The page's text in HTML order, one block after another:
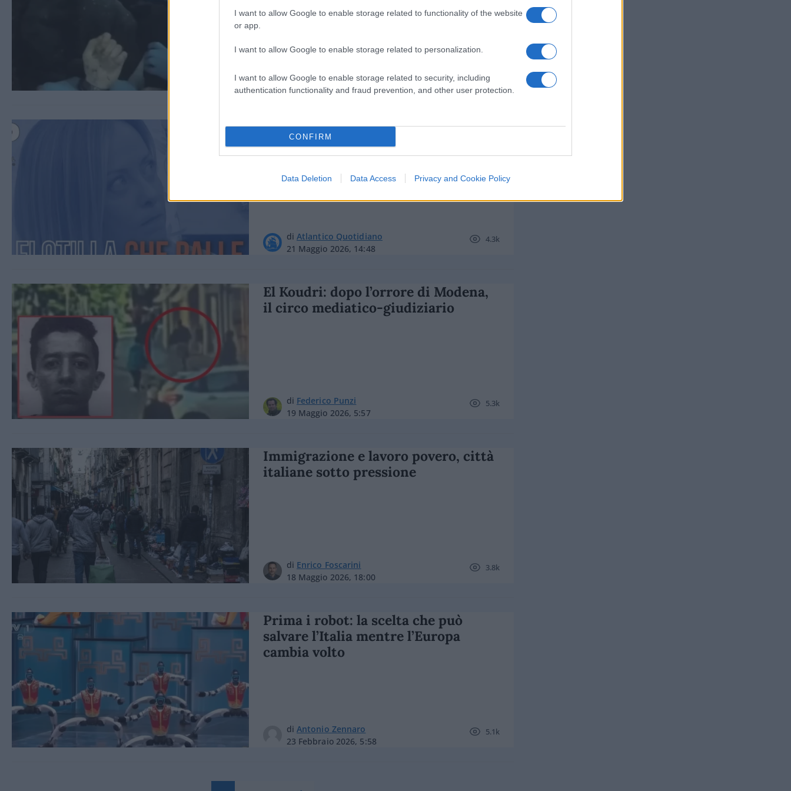
I want to allow Google to enable storage related to functionality of the website
or app.
I want to allow Google to enable storage related to personalization.
I want to allow Google to enable storage related to security, including
authentication functionality and fraud prevention, and other user protection.
CONFIRM
Data Deletion Data Access Privacy and Cookie Policy
di
Federico Punzi
3 Giugno 2026, 5:57
4.5k
Ancora isteria Flotilla: che palle!
Stasera Red Pill episodio 79
di Atlantico Quotidiano
21 Maggio 2026, 14:48
4.3k
El Koudri: dopo l’orrore di Modena,
il circo mediatico-giudiziario
di Federico Punzi
19 Maggio 2026, 5:57
5.3k
Immigrazione e lavoro povero, città
italiane sotto pressione
di Enrico Foscarini
18 Maggio 2026, 18:00
3.8k
Prima i robot: la scelta che può
salvare l’Italia mentre l’Europa
cambia volto
di Antonio Zennaro
23 Febbraio 2026, 5:58
5.1k